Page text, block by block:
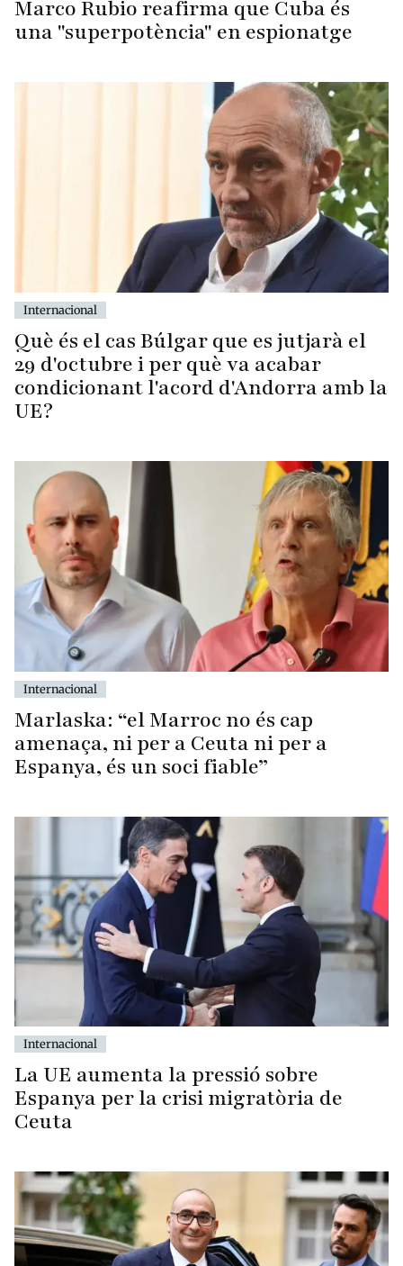
Marco Rubio reafirma que Cuba és
una "superpotència" en espionatge
Internacional
Què és el cas Búlgar que es jutjarà el
29 d'octubre i per què va acabar
condicionant l'acord d'Andorra amb la
UE?
Internacional
Marlaska: “el Marroc no és cap
amenaça, ni per a Ceuta ni per a
Espanya, és un soci fiable”
Internacional
La UE aumenta la pressió sobre
Espanya per la crisi migratòria de
Ceuta